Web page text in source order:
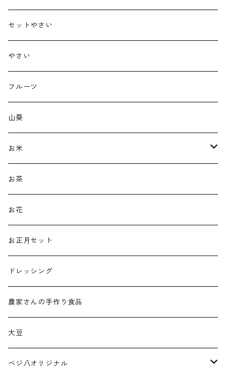
セットやさい
やさい
フルーツ
山葵
お米
新米
古代米
白米
お茶
お花
お正月セット
ドレッシング
農家さんの手作り食品
大豆
ベジ八オリジナル